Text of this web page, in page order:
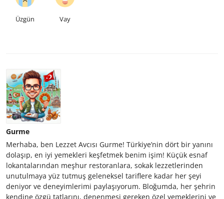
Üzgün Vay
Gurme
Merhaba, ben Lezzet Avcısı Gurme! Türkiye’nin dört bir yanını
dolaşıp, en iyi yemekleri keşfetmek benim işim! Küçük esnaf
lokantalarından meşhur restoranlara, sokak lezzetlerinden
unutulmaya yüz tutmuş geleneksel tariflere kadar her şeyi
deniyor ve deneyimlerimi paylaşıyorum. Bloğumda, her şehrin
kendine özgü tatlarını, denenmesi gereken özel yemeklerini ve